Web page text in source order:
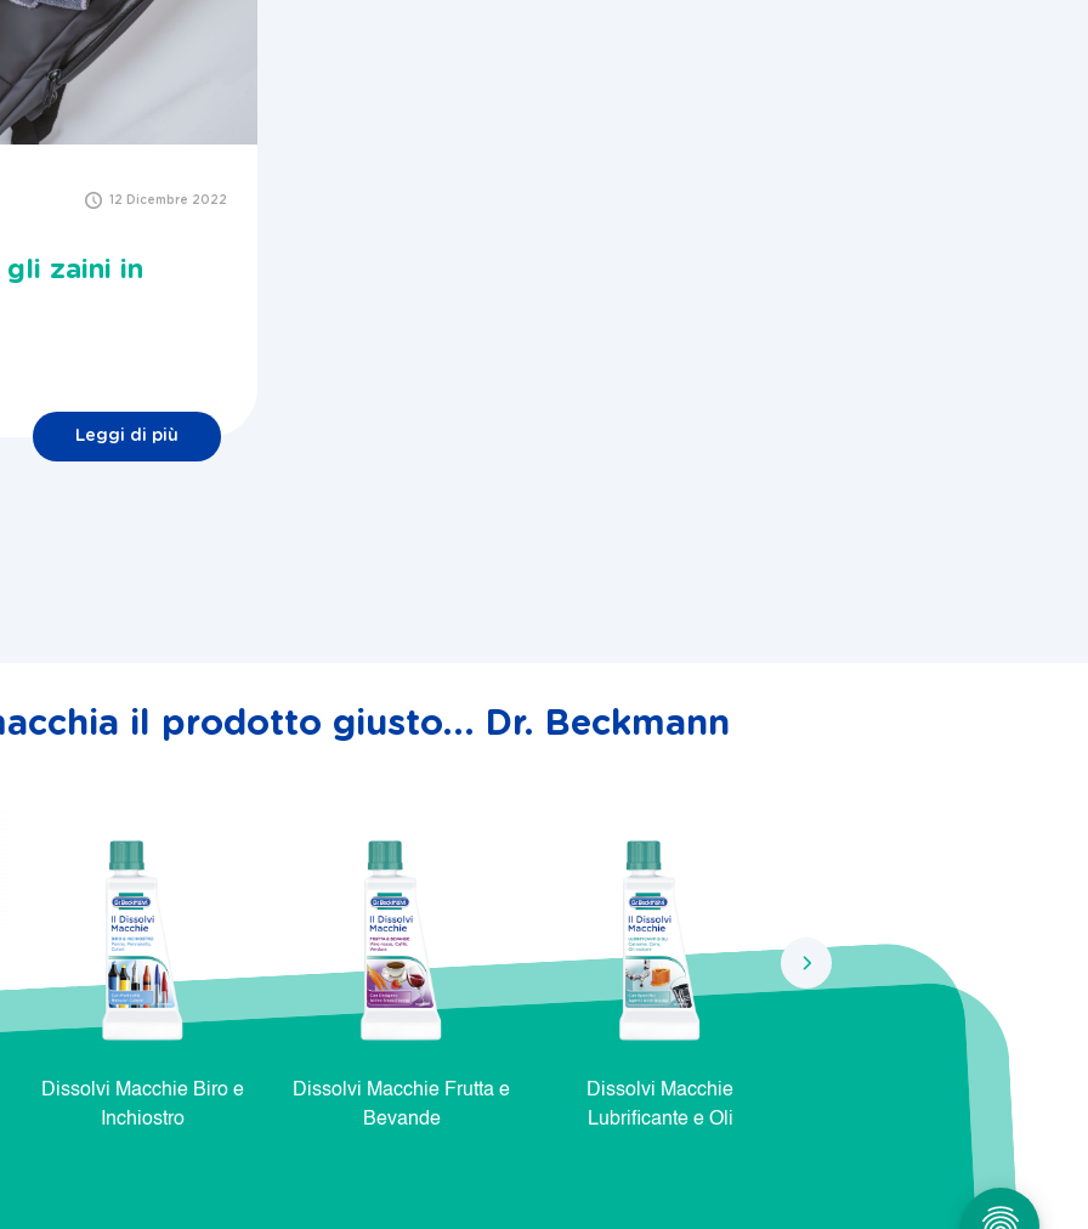
12 Dicembre 2022
gli zaini in
Leggi di più
il prodotto giusto... Dr. Beckmann
Dissolvi Macchie Biro e
Inchiostro
Dissolvi Macchie Frutta e
Bevande
Dissolvi Macchie
Lubrificante e Oli
Dissolvi Macchie Natura e